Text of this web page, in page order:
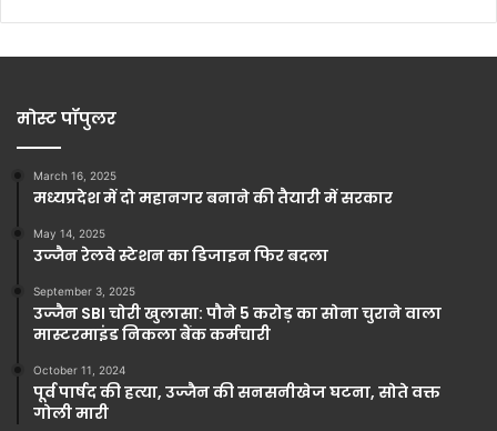
मोस्ट पॉपुलर
March 16, 2025
मध्यप्रदेश में दो महानगर बनाने की तैयारी में सरकार
May 14, 2025
उज्जैन रेलवे स्टेशन का डिजाइन फिर बदला
September 3, 2025
उज्जैन SBI चोरी खुलासा: पौने 5 करोड़ का सोना चुराने वाला
मास्टरमाइंड निकला बैंक कर्मचारी
October 11, 2024
पूर्व पार्षद की हत्या, उज्जैन की सनसनीखेज घटना, सोते वक्त
गोली मारी